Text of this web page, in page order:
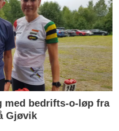
med bedrifts-o-løp fra
Gjøvik